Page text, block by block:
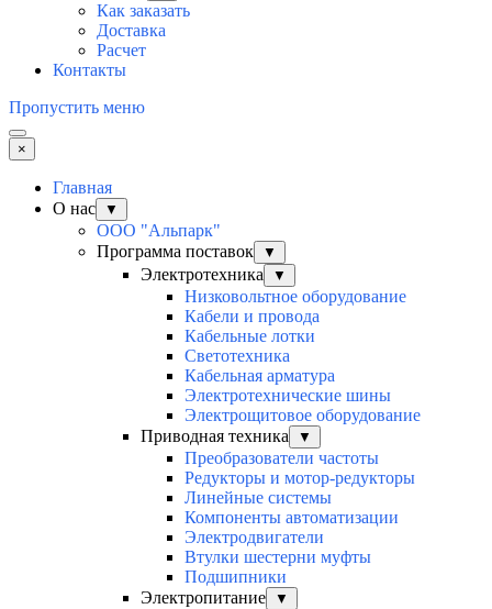
Как заказать
Доставка
Расчет
Контакты
Пропустить меню
×
Главная
О нас
▼
ООО "Альпарк"
Программа поставок
▼
Электротехника ▼
Низковольтное оборудование
Кабели и провода
Кабельные лотки
Светотехника
Кабельная арматура
Электротехнические шины
Электрощитовое оборудование
Приводная техника
▼
Преобразователи частоты
Редукторы и мотор-редукторы
Линейные системы
Компоненты автоматизации
Электродвигатели
Втулки шестерни муфты
Подшипники
Электропитание
▼